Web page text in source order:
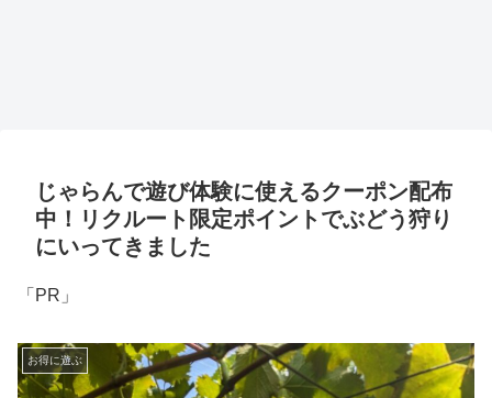
じゃらんで遊び体験に使えるクーポン配布
中！リクルート限定ポイントでぶどう狩り
にいってきました
「PR」
お得に遊ぶ